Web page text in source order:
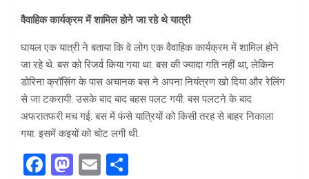
वैवाहिक कार्यक्रम में शामिल होने जा रहे थे यात्री
घायल एक यात्री ने बताया कि वे लोग एक वैवाहिक कार्यक्रम में शामिल होने
जा रहे थे. बस को रिजर्व किया गया था. बस की ज्यादा गति नहीं था, लेकिन
डोरिना क्रॉसिंग के पास अचानक बस ने अपना नियंत्रण खो दिया और रेलिंग
से जा टकरायी. उसके बाद बाद बहस पलट गयी. बस पलटने के बाद
अफरातफरी मच गई. बस में फंसे यात्रियों को किसी तरह से बाहर निकाला
गया. इसमें कइयों को चोट लगी थी.
F
M E